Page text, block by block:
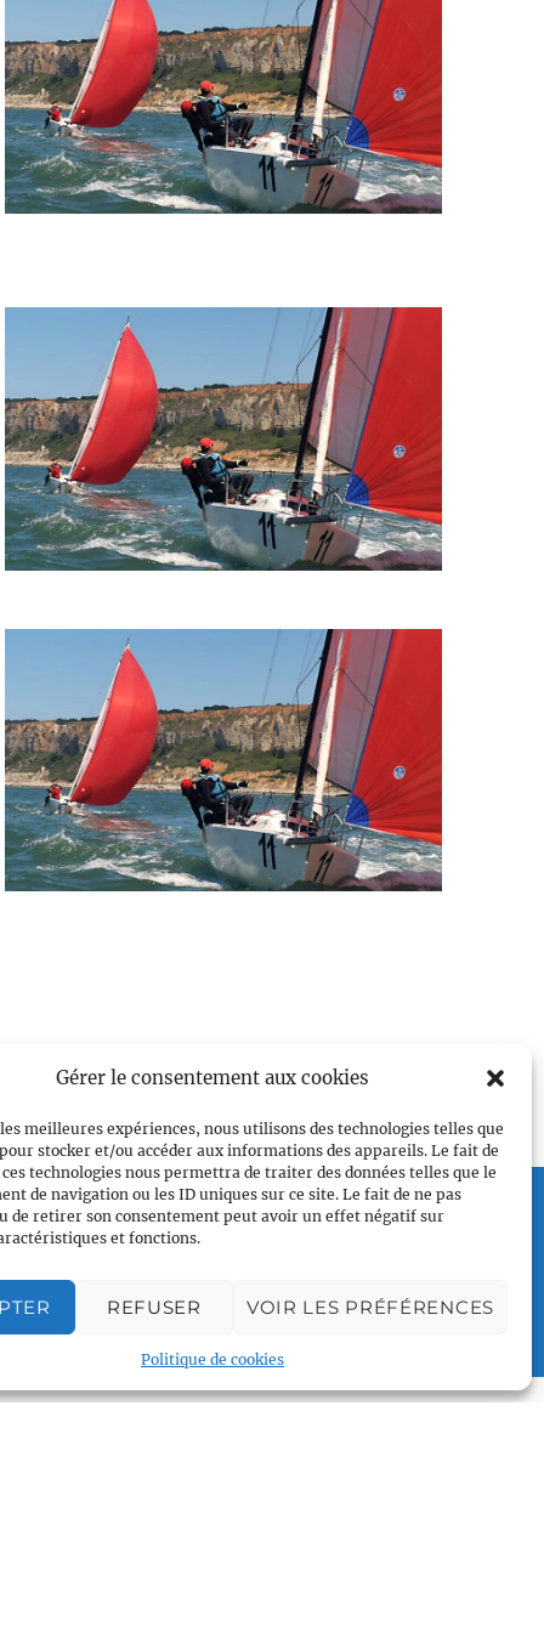
Gérer le consentement aux cookies
meilleures expériences, nous utilisons des technologies telles que
stocker et/ou accéder aux informations des appareils. Le fait de
technologies nous permettra de traiter des données telles que le
de navigation ou les ID uniques sur ce site. Le fait de ne pas
de retirer son consentement peut avoir un effet négatif sur
et fonctions.
REFUSER VOIR LES PRÉFÉRENCES
Politique de cookies
Plan du site
Accueil
Voile légère
Voile sportive
Calendrier